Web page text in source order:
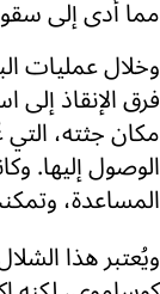
مما أدى إلى
وخلال عمليات
فرق الإنقاذ
مكان جثته،
الوصول إليها.
المساعدة،
ويُعتبر هذا